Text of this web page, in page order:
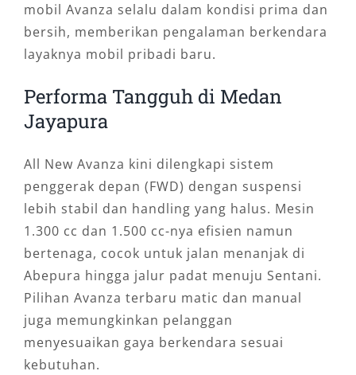
mobil Avanza selalu dalam kondisi prima dan
bersih, memberikan pengalaman berkendara
layaknya mobil pribadi baru.
Performa Tangguh di Medan
Jayapura
All New Avanza kini dilengkapi sistem
penggerak depan (FWD) dengan suspensi
lebih stabil dan handling yang halus. Mesin
1.300 cc dan 1.500 cc-nya efisien namun
bertenaga, cocok untuk jalan menanjak di
Abepura hingga jalur padat menuju Sentani.
Pilihan Avanza terbaru matic dan manual
juga memungkinkan pelanggan
menyesuaikan gaya berkendara sesuai
kebutuhan.